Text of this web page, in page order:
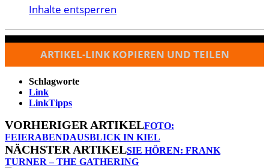
Inhalte entsperren
ARTIKEL-LINK KOPIEREN UND TEILEN
Schlagworte
Link
LinkTipps
VORHERIGER ARTIKELFOTO:
FEIERABENDAUSBLICK IN KIEL
NÄCHSTER ARTIKELSIE HÖREN: FRANK
TURNER – THE GATHERING